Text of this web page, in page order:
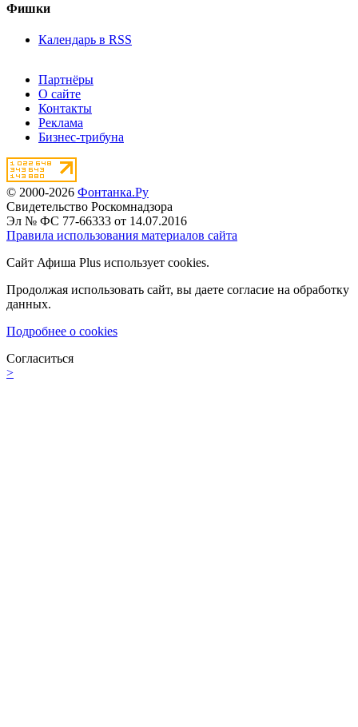
Фишки
Календарь в RSS
Партнёры
О сайте
Контакты
Реклама
Бизнес-трибуна
© 2000-2026 Фонтанка.Ру
Свидетельство Роскомнадзора
Эл № ФС 77-66333 от 14.07.2016
Правила использования материалов сайта
Сайт Афиша Plus использует cookies.
Продолжая использовать сайт, вы даете согласие на обработку
данных.
Подробнее о cookies
Согласиться
>